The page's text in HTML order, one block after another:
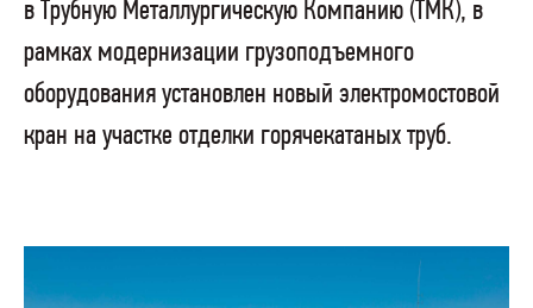
в Трубную Металлургическую Компанию (ТМК), в
рамках модернизации грузоподъемного
оборудования установлен новый электромостовой
кран на участке отделки горячекатаных труб.